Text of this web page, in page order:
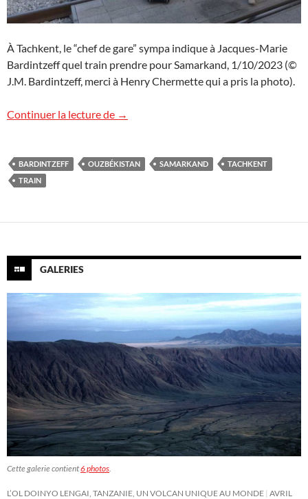
À Tachkent, le “chef de gare” sympa indique à Jacques-Marie
Bardintzeff quel train prendre pour Samarkand, 1/10/2023 (©
J.M. Bardintzeff, merci à Henry Chermette qui a pris la photo).
Continuer la lecture de Le train pour Samarkand svp ?
→
BARDINTZEFF OUZBÉKISTAN SAMARKAND
TACHKENT
TRAIN
GALERIES
Cette galerie contient6 photos
L’OL DOINYO LENGAI, TANZANIE, UN VOLCAN UNIQUE AU MONDE AVRIL